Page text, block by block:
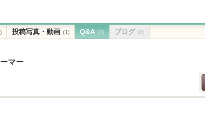
投稿写真・動画 (1) Q&A (2) ブログ (0)
マー